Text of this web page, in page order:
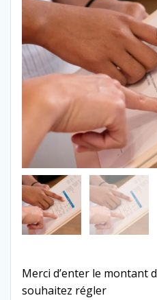
Merci d’enter le montant
souhaitez régler